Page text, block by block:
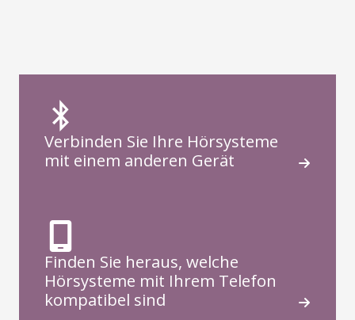
Verbinden Sie Ihre Hörsysteme
mit einem anderen Gerät
Finden Sie heraus, welche
Hörsysteme mit Ihrem Telefon
kompatibel sind